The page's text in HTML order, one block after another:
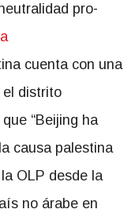
pro-
cuenta con una
el distrito
“Beijing ha
causa palestina
OLP desde la
no árabe en